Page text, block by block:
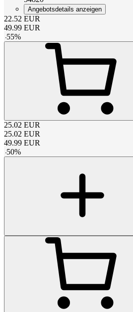
Angebotsdetails anzeigen
22.52 EUR
49.99 EUR
-55%
25.02 EUR
25.02 EUR
49.99 EUR
-50%